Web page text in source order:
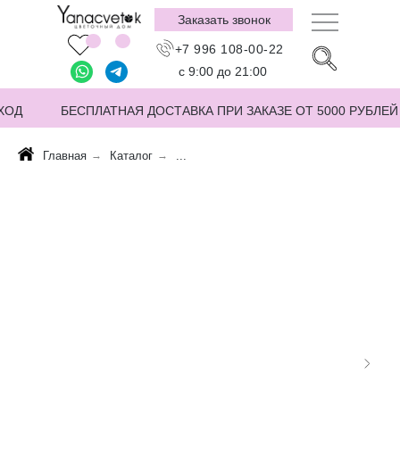
+7 996 108-00-22
Заказать звонок
БЕСПЛАТНАЯ ДОСТАВКА ПРИ ЗАКАЗЕ ОТ 5000 РУБЛЕЙ
с 9:00 до 21:00
Главная → Каталог → ...